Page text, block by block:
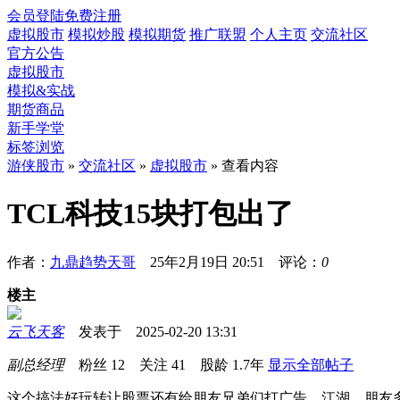
会员登陆免费注册
虚拟股市 模拟炒股 模拟期货 推广联盟 个人主页 交流社区
官方公告
虚拟股市
模拟&实战
期货商品
新手学堂
标签浏览
游侠股市 » 交流社区 » 虚拟股市 » 查看内容
TCL科技15块打包出了
作者： 九鼎趋势天哥 25年2月19日 20:51 评论： 0
楼主
云飞天客发表于 2025-02-20 13:31
副总经理粉丝 12 关注 41 股龄 1.7年 显示全部帖子